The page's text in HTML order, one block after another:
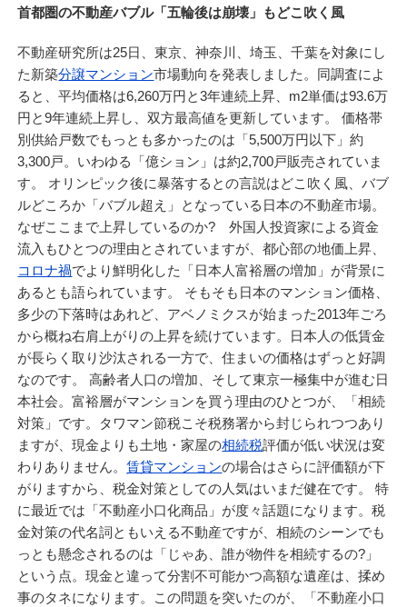
首都圏の不動産バブル「五輪後は崩壊」もどこ吹く風
不動産研究所は25日、東京、神奈川、埼玉、千葉を対象にし
た新築分譲マンション市場動向を発表しました。同調査によ
ると、平均価格は6,260万円と3年連続上昇、m2単価は93.6万
円と9年連続上昇し、双方最高値を更新しています。 価格帯
別供給戸数でもっとも多かったのは「5,500万円以下」約
3,300戸。いわゆる「億ション」は約2,700戸販売されていま
す。 オリンピック後に暴落するとの言説はどこ吹く風、バブ
ルどころか「バブル超え」となっている日本の不動産市場。
なぜここまで上昇しているのか? 外国人投資家による資金
流入もひとつの理由とされていますが、都心部の地価上昇、
コロナ禍でより鮮明化した「日本人富裕層の増加」が背景に
あるとも語られています。 そもそも日本のマンション価格、
多少の下落時はあれど、アベノミクスが始まった2013年ごろ
から概ね右肩上がりの上昇を続けています。日本人の低賃金
が長らく取り沙汰される一方で、住まいの価格はずっと好調
なのです。 高齢者人口の増加、そして東京一極集中が進む日
本社会。富裕層がマンションを買う理由のひとつが、「相続
対策」です。タワマン節税こそ税務署から封じられつつあり
ますが、現金よりも土地・家屋の相続税評価が低い状況は変
わりありません。賃貸マンションの場合はさらに評価額が下
がりますから、税金対策としての人気はいまだ健在です。 特
に最近では「不動産小口化商品」が度々話題になります。税
金対策の代名詞ともいえる不動産ですが、相続のシーンでも
っとも懸念されるのは「じゃあ、誰が物件を相続するの?」
という点。現金と違って分割不可能かつ高額な遺産は、揉め
事のタネになります。この問題を突いたのが、「不動産小口